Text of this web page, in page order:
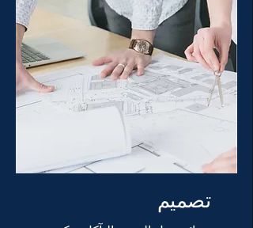
تصميم